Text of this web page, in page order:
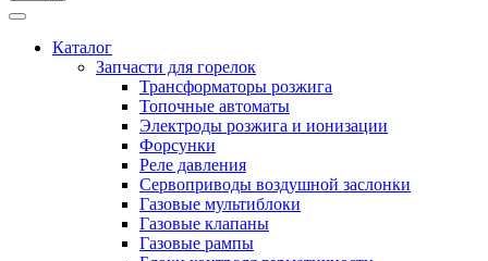
Каталог
Запчасти для горелок
Трансформаторы розжига
Топочные автоматы
Электроды розжига и ионизации
Форсунки
Реле давления
Сервоприводы воздушной заслонки
Газовые мультиблоки
Газовые клапаны
Газовые рампы